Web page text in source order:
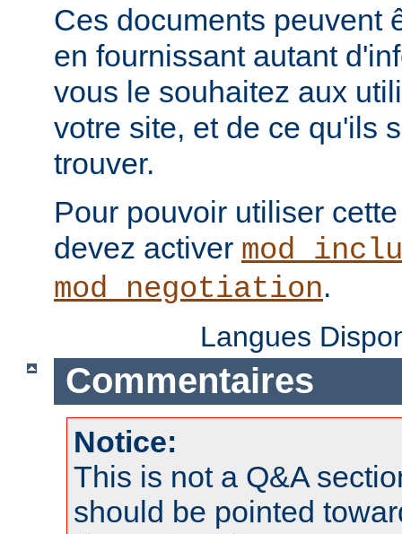
Ces documents peuvent
en fournissant autant
vous le souhaitez aux
votre site, et de ce qu'ils
trouver.
Pour pouvoir utiliser
devez activer
mod_negotiation.
Langues
Commentaires
Notice:
This is not a Q&A
should be pointed